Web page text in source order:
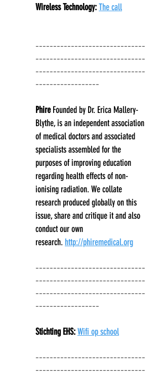
Wireless Technology:The call
-------------------------------
-------------------------------
-------------------------------
------------------
PhireFounded by Dr. Erica Mallery-
Blythe, is an independent association
of medical doctors and associated
specialists assembled for the
purposes of improving education
regarding health effects of non-
ionising radiation. We collate
research produced globally on this
issue, share and critique it and also
conduct our own
research. http://phiremedical.org
-------------------------------
-------------------------------
-------------------------------
------------------
Stichting EHS:Wifi op school
-------------------------------
-------------------------------